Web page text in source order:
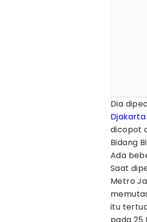
Dia
dicopot
Bidang
Ada
Saat
Metro
itu